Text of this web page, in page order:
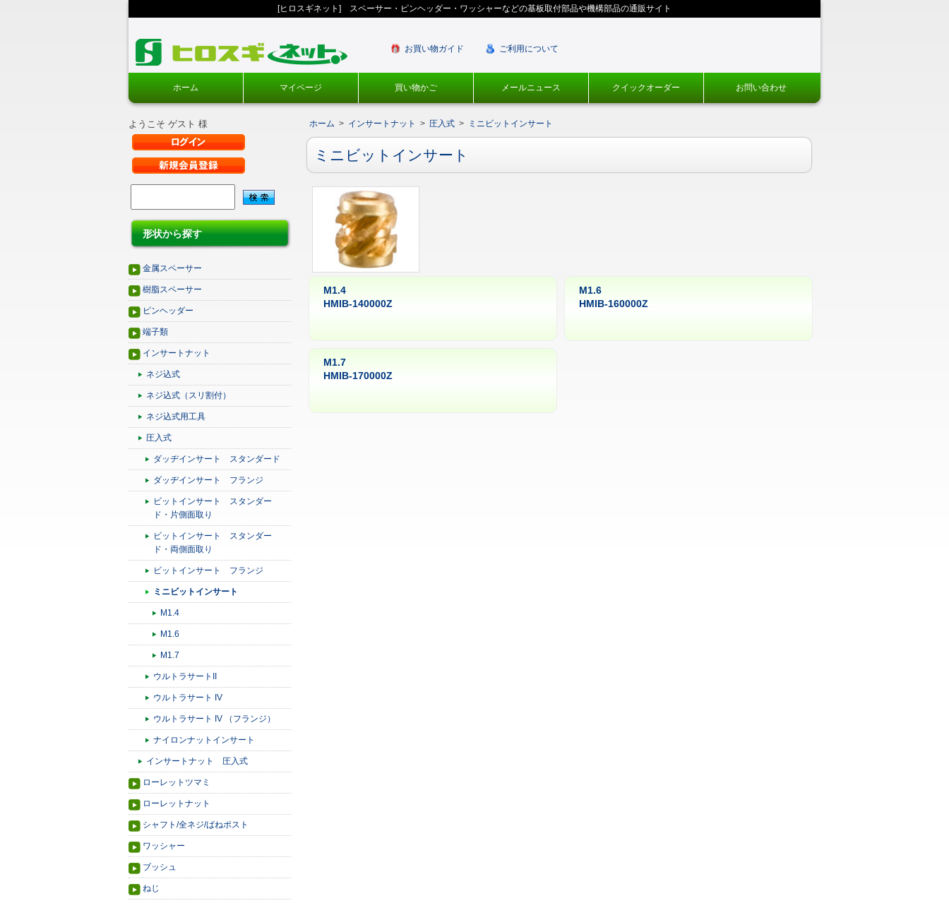
[ヒロスギネット] スペーサー・ピンヘッダー・ワッシャーなどの基板取付部品や機構部品の通販サイト
お買い物ガイド ご利用について
ホーム マイページ 買い物かご メールニュース クイックオーダー お問い合わせ
ようこそ ゲスト 様
形状から探す
金属スペーサー
樹脂スペーサー
ピンヘッダー
端子類
インサートナット
ネジ込式
ネジ込式（スリ割付）
ネジ込式用工具
圧入式
ダッヂインサート スタンダード
ダッヂインサート フランジ
ビットインサート スタンダー
ド・片側面取り
ビットインサート スタンダー
ド・両側面取り
ビットインサート フランジ
ミニビットインサート
M1.4
M1.6
M1.7
ウルトラサートII
ウルトラサート IV
ウルトラサート IV （フランジ）
ナイロンナットインサート
インサートナット 圧入式
ローレットツマミ
ローレットナット
シャフト/全ネジ/ばねポスト
ワッシャー
ブッシュ
ねじ
ホーム > インサートナット > 圧入式 > ミニビットインサート
ミニビットインサート
M1.4
HMIB-140000Z
M1.6
HMIB-160000Z
M1.7
HMIB-170000Z